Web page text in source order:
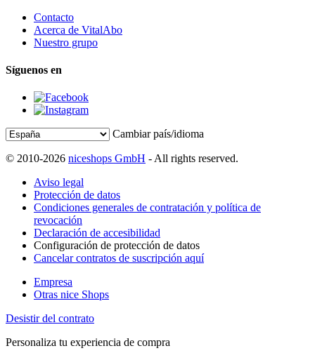
Contacto
Acerca de VitalAbo
Nuestro grupo
Síguenos en
Cambiar país/idioma
© 2010-2026 niceshops GmbH - All rights reserved.
Aviso legal
Protección de datos
Condiciones generales de contratación y política de
revocación
Declaración de accesibilidad
Configuración de protección de datos
Cancelar contratos de suscripción aquí
Empresa
Otras nice Shops
Desistir del contrato
Personaliza tu experiencia de compra